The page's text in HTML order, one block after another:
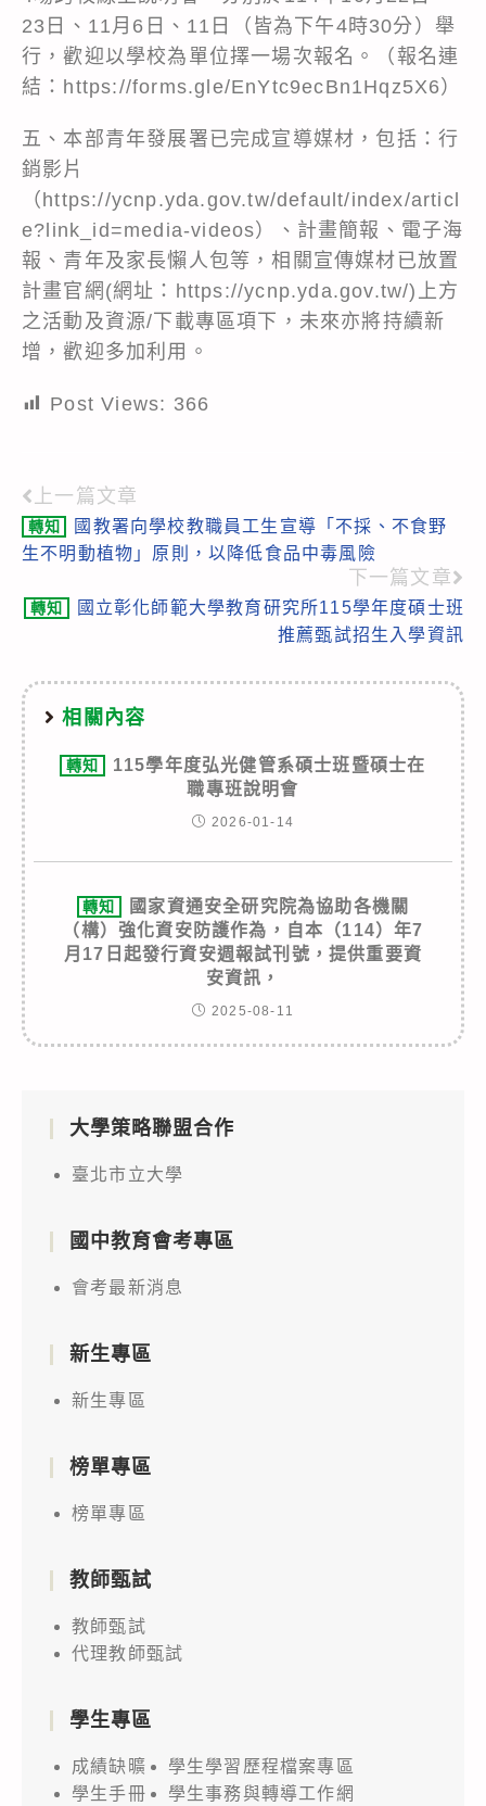
23日、11月6日、11日（皆為下午4時30分）舉
行，歡迎以學校為單位擇一場次報名。（報名連
結： https://forms.gle/EnYtc9ecBn1Hqz5X6）
五、本部青年發展署已完成宣導媒材，包括：行
銷影片
（https://ycnp.yda.gov.tw/default/index/articl
e?link_id=media-videos）、計畫簡報、電子海
報、青年及家長懶人包等，相關宣傳媒材已放置
計畫官網(網址： https://ycnp.yda.gov.tw/)上方
之活動及資源/下載專區項下，未來亦將持續新
增，歡迎多加利用。
Post Views: 366
Read
more
上一篇文章
轉知
國教署向學校教職員工生宣導「不採、不食野
生不明動植物」原則，以降低食品中毒風險
下一篇文章
轉知
國立彰化師範大學教育研究所115學年度碩士班
推薦甄試招生入學資訊
相關內容
轉知
115學年度弘光健管系碩士班暨碩士在
職專班說明會
2026-01-14
轉知
國家資通安全研究院為協助各機關
（構）強化資安防護作為，自本（114）年7
月17日起發行資安週報試刊號，提供重要資
安資訊，
2025-08-11
大學策略聯盟合作
臺北市立大學
國中教育會考專區
會考最新消息
新生專區
新生專區
榜單專區
榜單專區
教師甄試
教師甄試
代理教師甄試
學生專區
成績缺曠
學生學習歷程檔案專區
學生手冊
學生事務與轉導工作網